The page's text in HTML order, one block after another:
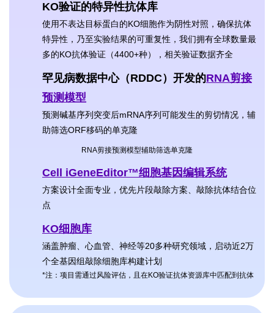
KO验证的特异性抗体库
使用不表达目标蛋白的KO细胞作为阴性对照，确保抗体
特异性，乃至实验结果的可重复性，我们拥有全球数量最
多的KO抗体验证（4400+种），相关验证数据齐全
罕见病数据中心（RDDC）开发的RNA剪接
预测模型
预测碱基序列突变后mRNA序列可能发生的剪切情况，辅
助筛选ORF移码的单克隆
RNA剪接预测模型辅助筛选单克隆
Cell iGeneEditor™细胞基因编辑系统
方案设计全面专业，优先片段敲除方案、敲除抗体结合位
点
KO细胞库
涵盖肿瘤、心血管、神经等20多种研究领域，启动近2万
个全基因组敲除细胞库构建计划
*注：项目需通过风险评估，且在KO验证抗体资源库中匹配到抗体